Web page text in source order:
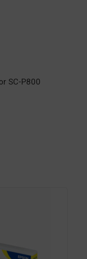
SC-P800